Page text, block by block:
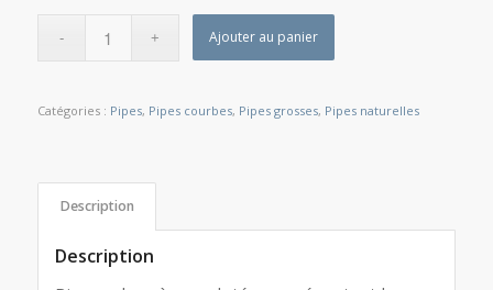
Ajouter au panier
Catégories : Pipes, Pipes courbes, Pipes grosses, Pipes naturelles
Description
Description